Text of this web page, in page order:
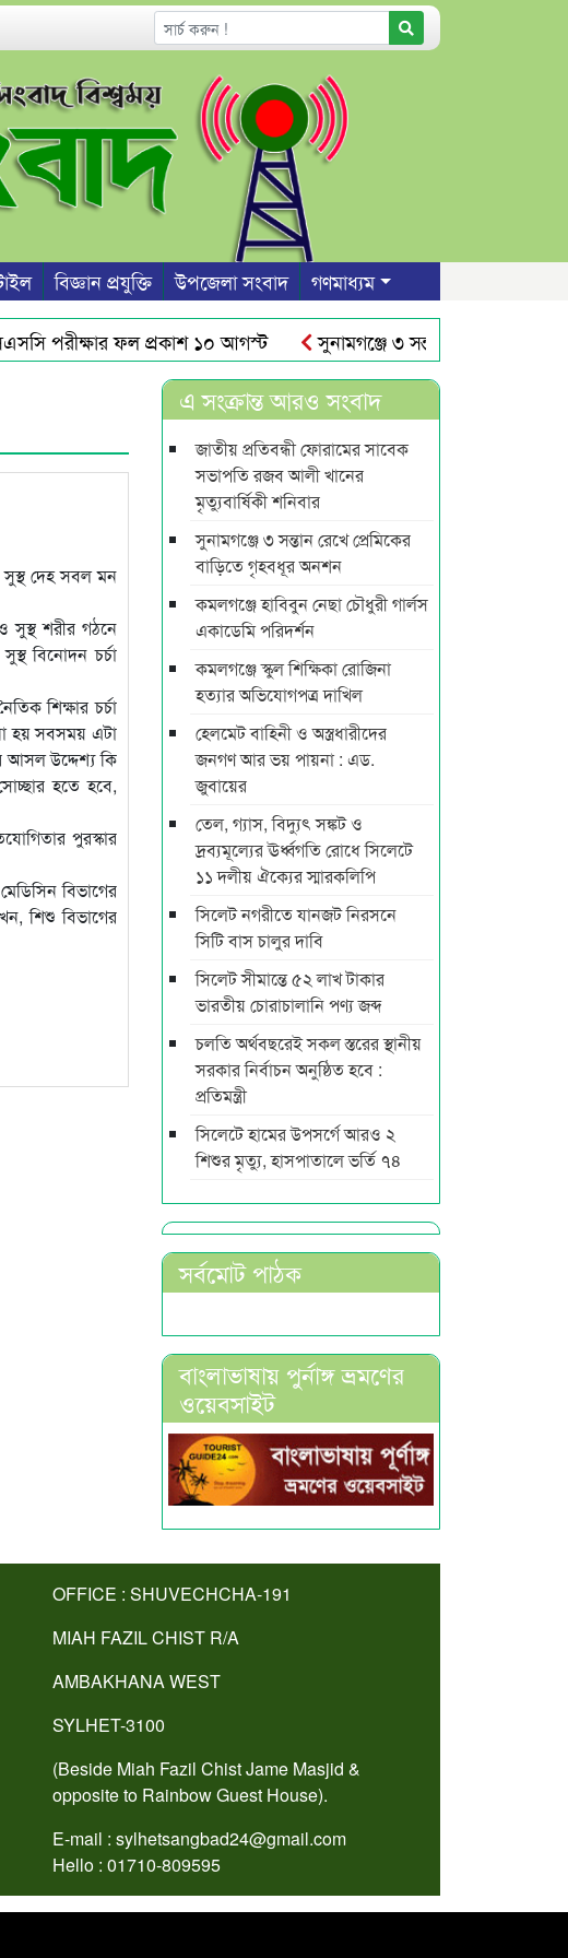
বিজ্ঞান প্রযুক্তি উপজেলা সংবাদ গণমাধ্যম
পরীক্ষার ফল প্রকাশ ১০ আগস্ট
সুনামগঞ্জে ৩ সন্তান রেখে প্রেমিকের
রাতের আঁধারে রাস্তার উপর দেয়াল নির্মাণ শাবিতে রুদ্র সেনের
সুস্থ দেহ সবল মন
সুস্থ শরীর গঠনে
বিনোদন চর্চা
শিক্ষার চর্চা
হয় সবসময় এটা
আসল উদ্দেশ্য কি
হতে হবে,
পুরস্কার
বিভাগের
শিশু বিভাগের
এ সংক্রান্ত আরও সংবাদ
জাতীয় প্রতিবন্ধী ফোরামের সাবেক
সভাপতি রজব আলী খানের
মৃত্যুবার্ষিকী শনিবার
সুনামগঞ্জে ৩ সন্তান রেখে প্রেমিকের
বাড়িতে গৃহবধূর অনশন
কমলগঞ্জে হাবিবুন নেছা চৌধুরী গার্লস
একাডেমি পরিদর্শন
কমলগঞ্জে স্কুল শিক্ষিকা রোজিনা
হত্যার অভিযোগপত্র দাখিল
হেলমেট বাহিনী ও অস্ত্রধারীদের
জনগণ আর ভয় পায়না : এড.
জুবায়ের
তেল, গ্যাস, বিদ্যুৎ সঙ্কট ও
দ্রব্যমূল্যের ঊর্ধ্বগতি রোধে সিলেটে
১১ দলীয় ঐক্যের স্মারকলিপি
সিলেট নগরীতে যানজট নিরসনে
সিটি বাস চালুর দাবি
সিলেট সীমান্তে ৫২ লাখ টাকার
ভারতীয় চোরাচালানি পণ্য জব্দ
চলতি অর্থবছরেই সকল স্তরের স্থানীয়
সরকার নির্বাচন অনুষ্ঠিত হবে :
প্রতিমন্ত্রী
সিলেটে হামের উপসর্গে আরও ২
শিশুর মৃত্যু, হাসপাতালে ভর্তি ৭৪
সর্বমোট পাঠক
বাংলাভাষায় পুর্নাঙ্গ ভ্রমণের
ওয়েবসাইট
OFFICE : SHUVECHCHA-191
MIAH FAZIL CHIST R/A
AMBAKHANA WEST
SYLHET-3100
(Beside Miah Fazil Chist Jame Masjid &
opposite to Rainbow Guest House).
E-mail : sylhetsangbad24@gmail.com
Hello : 01710-809595